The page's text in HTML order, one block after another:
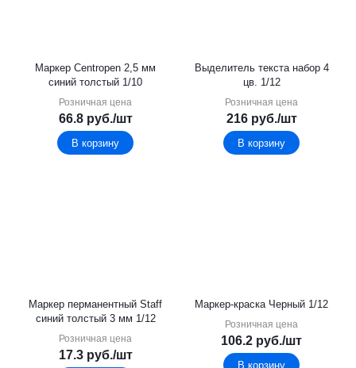
Маркер Centropen 2,5 мм
синий толстый 1/10
Розничная цена
66.8руб./шт
В корзину
Выделитель текста набор 4
цв. 1/12
Розничная цена
216руб./шт
В корзину
Маркер перманентный Staff
синий толстый 3 мм 1/12
Розничная цена
17.3руб./шт
Маркер-краска Черный 1/12
Розничная цена
106.2 руб./шт
В корзину